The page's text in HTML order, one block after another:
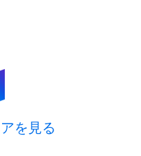
を見る